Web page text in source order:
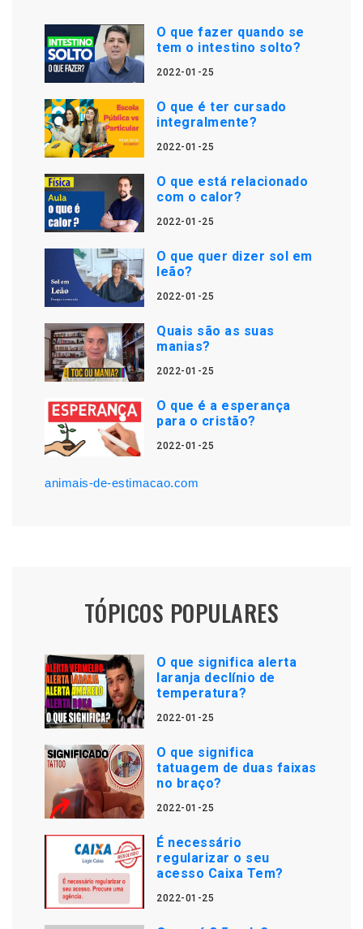
O que fazer quando se
tem o intestino solto?
2022-01-25
O que é ter cursado
integralmente?
2022-01-25
O que está relacionado
com o calor?
2022-01-25
O que quer dizer sol em
leão?
2022-01-25
Quais são as suas
manias?
2022-01-25
O que é a esperança
para o cristão?
2022-01-25
animais-de-estimacao.com
TÓPICOS POPULARES
O que significa alerta
laranja declínio de
temperatura?
2022-01-25
O que significa
tatuagem de duas faixas
no braço?
2022-01-25
É necessário
regularizar o seu
acesso Caixa Tem?
2022-01-25